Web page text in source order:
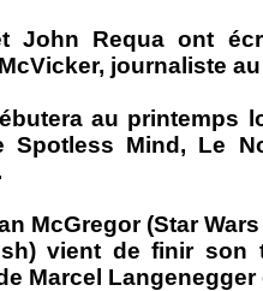
John Requa ont
journaliste
au printemps
Spotless Mind, Le
McGregor (Star
vient de finir son
Marcel